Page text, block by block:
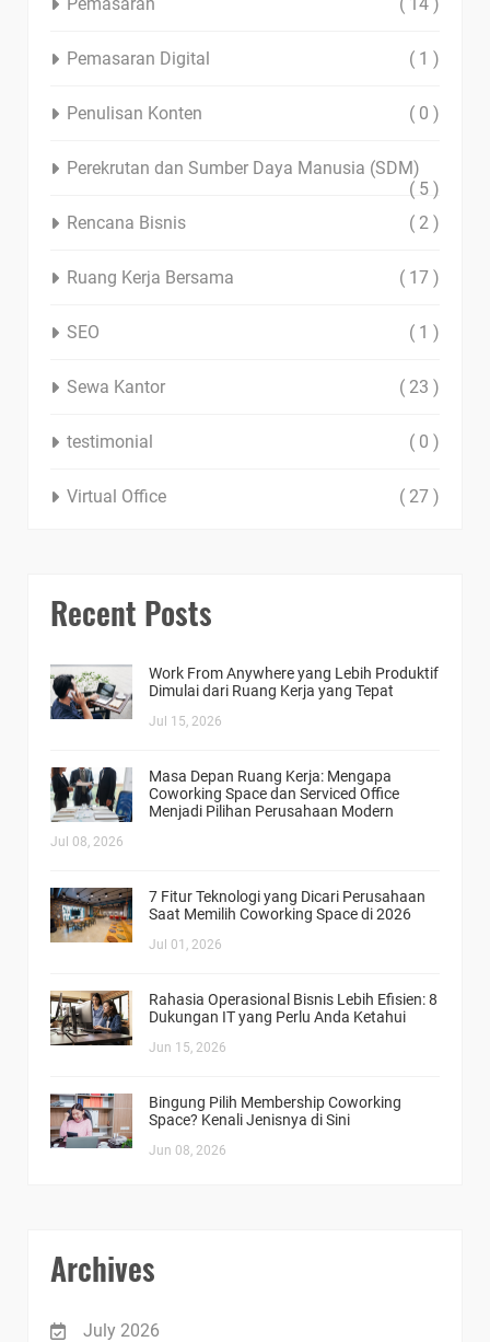
Pemasaran Digital ( 1 )
Penulisan Konten ( 0 )
Perekrutan dan Sumber Daya Manusia (SDM)
( 5 )
Rencana Bisnis
( 2 )
Ruang Kerja Bersama ( 17 )
SEO ( 1 )
Sewa Kantor ( 23 )
testimonial ( 0 )
Virtual Office ( 27 )
Recent Posts
Work From Anywhere yang Lebih Produktif
Dimulai dari Ruang Kerja yang Tepat
Jul 15, 2026
Masa Depan Ruang Kerja: Mengapa
Coworking Space dan Serviced Office
Menjadi Pilihan Perusahaan Modern
Jul 08, 2026
7 Fitur Teknologi yang Dicari Perusahaan
Saat Memilih Coworking Space di 2026
Jul 01, 2026
Rahasia Operasional Bisnis Lebih Efisien: 8
Dukungan IT yang Perlu Anda Ketahui
Jun 15, 2026
Bingung Pilih Membership Coworking
Space? Kenali Jenisnya di Sini
Jun 08, 2026
Archives
July 2026